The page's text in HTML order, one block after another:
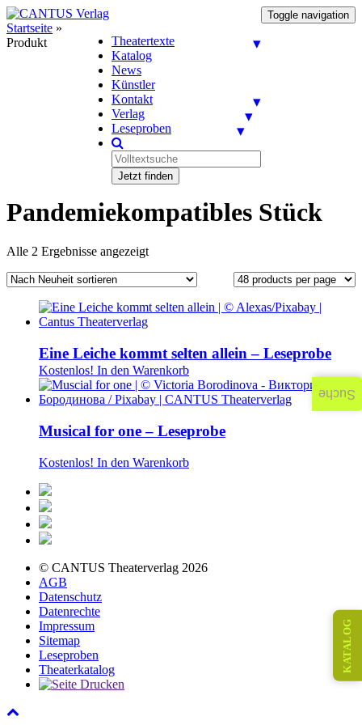
Toggle navigation
Theatertexte
Katalog
News
Künstler
Kontakt
Verlag
Leseproben
Jetzt finden
Startseite »
Produkt
Pandemiekompatibles Stück
Alle 2 Ergebnisse angezeigt
Eine Leiche kommt selten allein – Leseprobe
Kostenlos! In den Warenkorb
Musical for one – Leseprobe
Kostenlos! In den Warenkorb
© CANTUS Theaterverlag 2026
AGB
Datenschutz
Datenrechte
Impressum
Sitemap
Leseproben
Theaterkatalog
KATALOG
Suche